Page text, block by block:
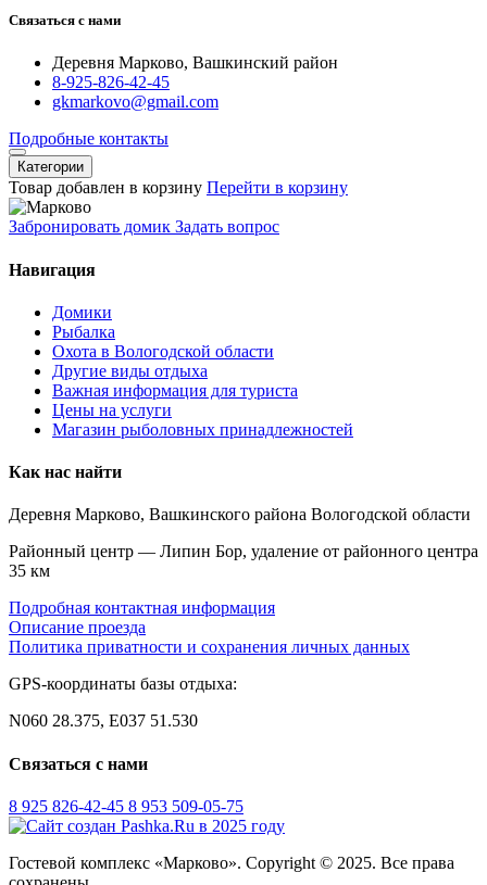
Связаться с нами
Деревня Марково, Вашкинский район
8-925-826-42-45
gkmarkovo@gmail.com
Подробные контакты
Категории
Товар добавлен в корзину Перейти в корзину
Забронировать домик Задать вопрос
Навигация
Домики
Рыбалка
Охота в Вологодской области
Другие виды отдыха
Важная информация для туриста
Цены на услуги
Магазин рыболовных принадлежностей
Как нас найти
Деревня Марково, Вашкинского района Вологодской области
Районный центр — Липин Бор, удаление от районного центра
35 км
Подробная контактная информация
Описание проезда
Политика приватности и сохранения личных данных
GPS-координаты базы отдыха:
N060 28.375, E037 51.530
Связаться с нами
8 925 826-42-45 8 953 509-05-75
Гостевой комплекс «Марково». Copyright © 2025. Все права